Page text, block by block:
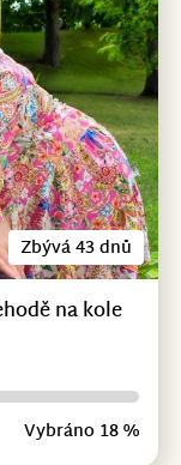
Zbývá 43 dnů
na kole
Vybráno 18 %